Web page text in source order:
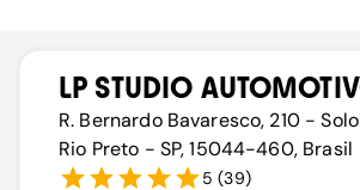
LP STUDIO
R. Bernardo Bavaresco, 210 -
Rio Preto - SP, 15044-460, Brasil
5 (39)